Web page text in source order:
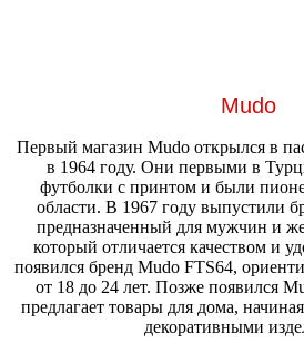
Mudo
Первый магазин Mudo открылся в
в 1964 году. Они первыми в
футболки с принтом и были
области. В 1967 году выпустили
предназначенный для мужчин и
который отличается качеством и
появился бренд Mudo FTS64,
от 18 до 24 лет. Позже появился
предлагает товары для дома,
декоративными